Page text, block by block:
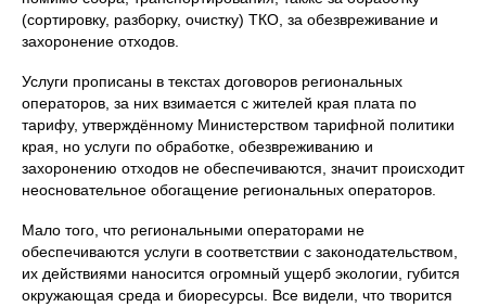
(сортировку, разборку, очистку) ТКО, за обезвреживание и
захоронение отходов.
Услуги прописаны в текстах договоров региональных
операторов, за них взимается с жителей края плата по
тарифу, утверждённому Министерством тарифной политики
края, но услуги по обработке, обезвреживанию и
захоронению отходов не обеспечиваются, значит происходит
неосновательное обогащение региональных операторов.
Мало того, что региональными операторами не
обеспечиваются услуги в соответствии с законодательством,
их действиями наносится огромный ущерб экологии, губится
окружающая среда и биоресурсы. Все видели, что творится